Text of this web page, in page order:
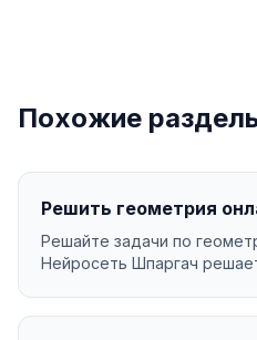
Похожие
Решить геометрия
Решайте задачи по
Нейросеть Шпаргач